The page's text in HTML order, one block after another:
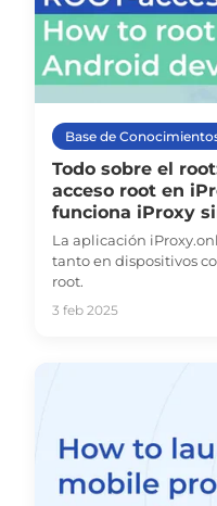
Base de
Todo sobre el
acceso root en
funciona iProxy
La aplicación
tanto en dispositivos
root.
3 feb 2025